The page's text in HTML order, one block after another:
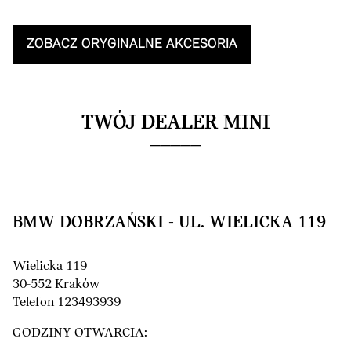
ZOBACZ ORYGINALNE AKCESORIA
TWÓJ DEALER MINI
BMW DOBRZAŃSKI - UL. WIELICKA 119
Wielicka 119
30-552 Kraków
Telefon 123493939
GODZINY OTWARCIA: